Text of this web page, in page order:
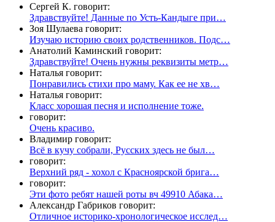
Сергей К. говорит:
Здравствуйте! Данные по Усть-Кандыге при…
Зоя Шулаева говорит:
Изучаю историю своих родственников. Подс…
Анатолий Каминский говорит:
Здравствуйте! Очень нужны реквизиты метр…
Наталья говорит:
Понравились стихи про маму. Как ее не хв…
Наталья говорит:
Класс хорошая песня и исполнение тоже.
говорит:
Очень красиво.
Владимир говорит:
Всё в кучу собрали, Русских здесь не был…
говорит:
Верхний ряд - хохол с Красноярской брига…
говорит:
Эти фото ребят нашей роты вч 49910 Абака…
Александр Габриков говорит:
Отличное историко-хронологическое исслед…